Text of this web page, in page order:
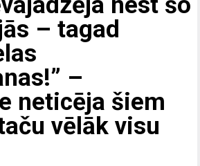
– tagad
–
neticēja šiem
vēlāk visu